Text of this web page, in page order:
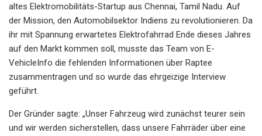
altes Elektromobilitäts-Startup aus Chennai, Tamil Nadu. Auf
der Mission, den Automobilsektor Indiens zu revolutionieren. Da
ihr mit Spannung erwartetes Elektrofahrrad Ende dieses Jahres
auf den Markt kommen soll, musste das Team von E-
VehicleInfo die fehlenden Informationen über Raptee
zusammentragen und so wurde das ehrgeizige Interview
geführt.
Der Gründer sagte: „Unser Fahrzeug wird zunächst teurer sein
und wir werden sicherstellen, dass unsere Fahrräder über eine